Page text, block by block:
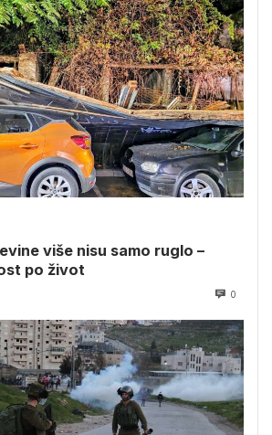
više nisu samo ruglo –
po život
0